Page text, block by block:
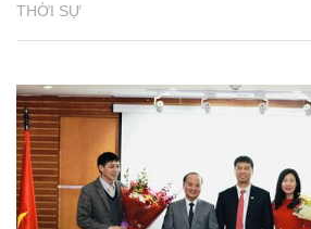
THỜI SỰ